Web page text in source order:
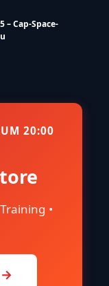
– Cap-Space-
UM 20:00
•
→